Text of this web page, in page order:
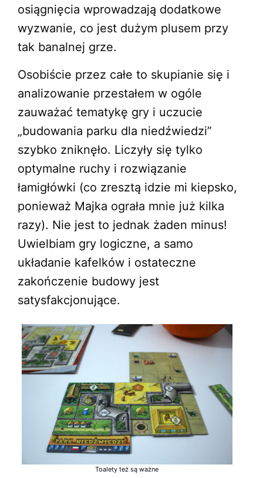
osiągnięcia wprowadzają dodatkowe
wyzwanie, co jest dużym plusem przy
tak banalnej grze.
Osobiście przez całe to skupianie się i
analizowanie przestałem w ogóle
zauważać tematykę gry i uczucie
„budowania parku dla niedźwiedzi”
szybko zniknęło. Liczyły się tylko
optymalne ruchy i rozwiązanie
łamigłówki (co zresztą idzie mi kiepsko,
ponieważ Majka ograła mnie już kilka
razy). Nie jest to jednak żaden minus!
Uwielbiam gry logiczne, a samo
układanie kafelków i ostateczne
zakończenie budowy jest
satysfakcjonujące.
Toalety też są ważne